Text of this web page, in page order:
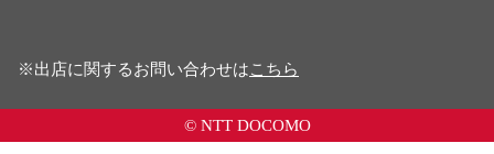
※出店に関するお問い合わせはこちら
© NTT DOCOMO